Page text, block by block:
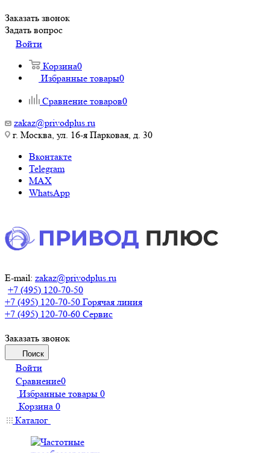
Заказать звонок
Задать вопрос
Войти
Корзина0
Избранные товары0
Сравнение товаров0
zakaz@privodplus.ru
г. Москва, ул. 16-я Парковая, д. 30
Вконтакте
Telegram
MAX
WhatsApp
E-mail: zakaz@privodplus.ru
+7 (495) 120-70-50
+7 (495) 120-70-50 Горячая линия
+7 (495) 120-70-60 Сервис
Заказать звонок
Поиск
Войти
Сравнение0
Избранные товары 0
Корзина 0
Каталог